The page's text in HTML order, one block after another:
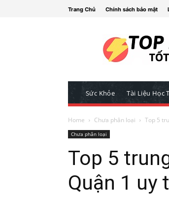
Trang Chủ Chính sách bảo mật
Sức Khỏe Tài Liệu Học
Home Chưa phân loại Top 5
Chưa phân loại
Top 5
Quận 1 uy